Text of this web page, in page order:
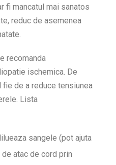
fi mancatul mai sanatos
reduc de asemenea
recomanda
ischemica. De
de a reduce tensiunea
Lista
sangele (pot ajuta
atac de cord prin